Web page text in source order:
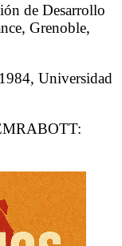
de Desarrollo
Grenoble,
Universidad